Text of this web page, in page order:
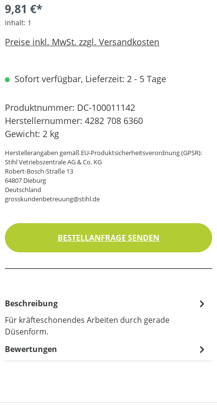
9,81 €*
Inhalt: 1
Preise inkl. MwSt. zzgl. Versandkosten
Sofort verfügbar, Lieferzeit: 2 - 5 Tage
Produktnummer: DC-100011142
Herstellernummer: 4282 708 6360
Gewicht: 2 kg
Herstellerangaben gemäß EU-Produktsicherheitsverordnung (GPSR):
Stihl Vetriebszentrale AG & Co. KG
Robert-Bosch-Straße 13
64807 Dieburg
Deutschland
grosskundenbetreuung@stihl.de
BESTELLANFRAGE SENDEN
Beschreibung
Für kräfteschonendes Arbeiten durch gerade
Düsenform.
Bewertungen